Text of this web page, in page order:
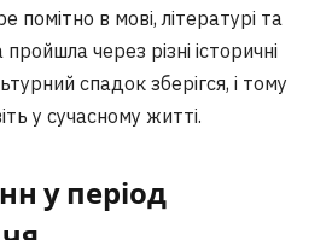
помітно в мові, літературі та
через різні історичні
спадок зберігся, і тому
у сучасному житті.
у період